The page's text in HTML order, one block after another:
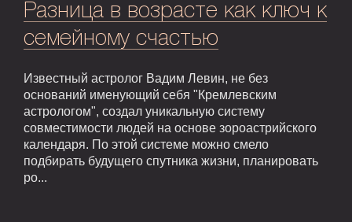
Разница в возрасте как ключ к
семейному счастью
Известный астролог Вадим Левин, не без
оснований именующий себя "Кремлевским
астрологом", создал уникальную систему
совместимости людей на основе зороастрийского
календаря. По этой системе можно смело
подбирать будущего спутника жизни, планировать
ро...